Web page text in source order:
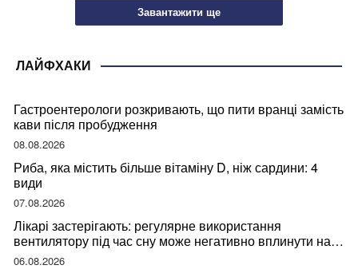
Завантажити ще
ЛАЙФХАКИ
Гастроентерологи розкривають, що пити вранці замість
кави після пробудження
08.08.2026
Риба, яка містить більше вітаміну D, ніж сардини: 4
види
07.08.2026
Лікарі застерігають: регулярне використання
вентилятору під час сну може негативно вплинути на
ваше здоров’я
06.08.2026